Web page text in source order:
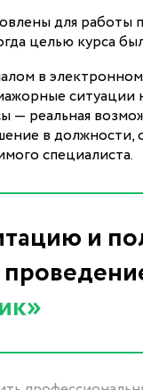
для работы
целью курса
в
— реальная
в
специалиста.
и